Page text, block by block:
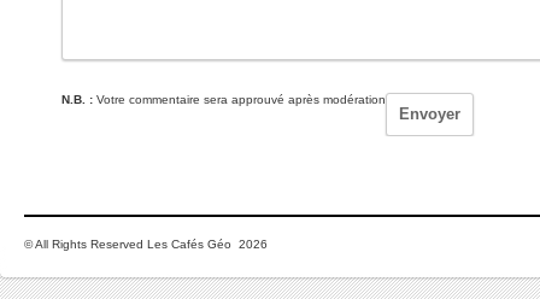
N.B. : Votre commentaire sera approuvé après modération
© All Rights Reserved Les Cafés Géo 2026